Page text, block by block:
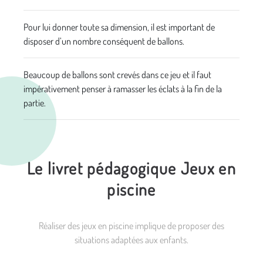
Pour lui donner toute sa dimension, il est important de
disposer d’un nombre conséquent de ballons.
Beaucoup de ballons sont crevés dans ce jeu et il faut
impérativement penser à ramasser les éclats à la fin de la
partie.
Le livret pédagogique Jeux en
piscine
Réaliser des jeux en piscine implique de proposer des
situations adaptées aux enfants.